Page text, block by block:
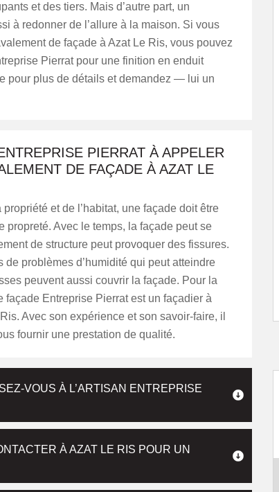
et des tiers. Mais d’autre part, un
à redonner de l’allure à la maison. Si vous
de façade à Azat Le Ris, vous pouvez
Pierrat pour une finition en enduit
pour plus de détails et demandez — lui un
PIERRAT À APPELER
DE FAÇADE À AZAT LE
et de l’habitat, une façade doit être
propreté. Avec le temps, la façade peut se
de structure peut provoquer des fissures.
de problèmes d’humidité qui peut atteindre
peuvent aussi couvrir la façade. Pour la
façade Entreprise Pierrat est un façadier à
Avec son expérience et son savoir-faire, il
fournir une prestation de qualité.
VOUS À L’ARTISAN ENTREPRISE
À AZAT LE RIS POUR UN